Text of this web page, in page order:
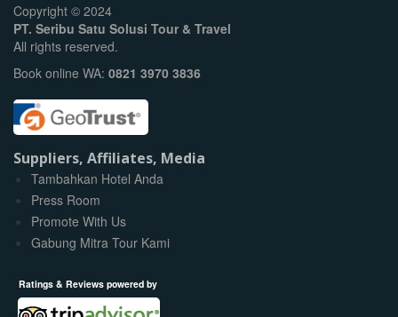
Copyright © 2024
PT. Seribu Satu Solusi Tour & Travel
All rights reserved.
Book online WA: 0821 3970 3836
Suppliers, Affiliates, Media
Tambahkan Hotel Anda
Press Room
Promote With Us
Gabung Mitra Tour Kami
Ratings & Reviews powered by